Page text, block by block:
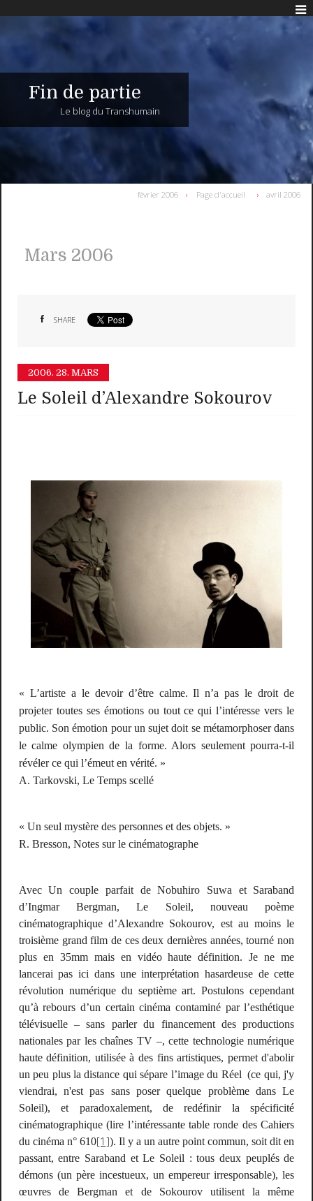
Fin de partie
Le blog du Transhumain
février 2006 Page d'accueil avril 2006
Mars 2006
SHARE
2006. 28. MARS
Le Soleil d’Alexandre Sokourov
« L’artiste a le devoir d’être calme. Il n’a pas le droit de
projeter toutes ses émotions ou tout ce qui l’intéresse vers le
public. Son émotion pour un sujet doit se métamorphoser dans
le calme olympien de la forme. Alors seulement pourra-t-il
révéler ce qui l’émeut en vérité. »
A. Tarkovski, Le Temps scellé
« Un seul mystère des personnes et des objets. »
R. Bresson, Notes sur le cinématographe
AvecUn couple parfaitde Nobuhiro Suwa et Saraband
d’Ingmar Bergman,Le Soleil, nouveau poème
cinématographique d’Alexandre Sokourov, est au moins le
troisième grand film de ces deux dernières années, tourné non
plus en 35mm mais en vidéo haute définition. Je ne me
lancerai pas ici dans une interprétation hasardeuse de cette
révolution numérique du septième art. Postulons cependant
qu’à rebours d’un certain cinéma contaminé par l’esthétique
télévisuelle – sans parler du financement des productions
nationales par les chaînes TV –, cette technologie numérique
haute définition, utilisée à des fins artistiques, permet d'abolir
un peu plus la distance qui sépare l’image du Réel (ce qui, j'y
viendrai, n'est pas sans poser quelque problème dansLe
Soleil), et paradoxalement, de redéfinir la spécificité
cinématographique (lire l’intéressante table ronde desCahiers
du cinéma n° 610[1]). Il y a un autre point commun, soit dit en
passant, entre Saraband etLe Soleil : tous deux peuplés de
démons (un père incestueux, un empereur irresponsable), les
œuvres de Bergman et de Sokourov utilisent la même